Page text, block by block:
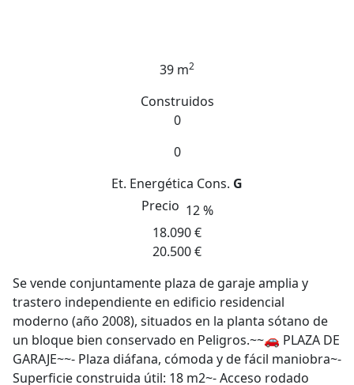
39 m2
Construidos
0
0
Et. Energética Cons. G
Precio 12 %
18.090 €
20.500 €
Se vende conjuntamente plaza de garaje amplia y
trastero independiente en edificio residencial
moderno (año 2008), situados en la planta sótano de
un bloque bien conservado en Peligros.~~🚗 PLAZA DE
GARAJE~~- Plaza diáfana, cómoda y de fácil maniobra~-
Superficie construida útil: 18 m2~- Acceso rodado